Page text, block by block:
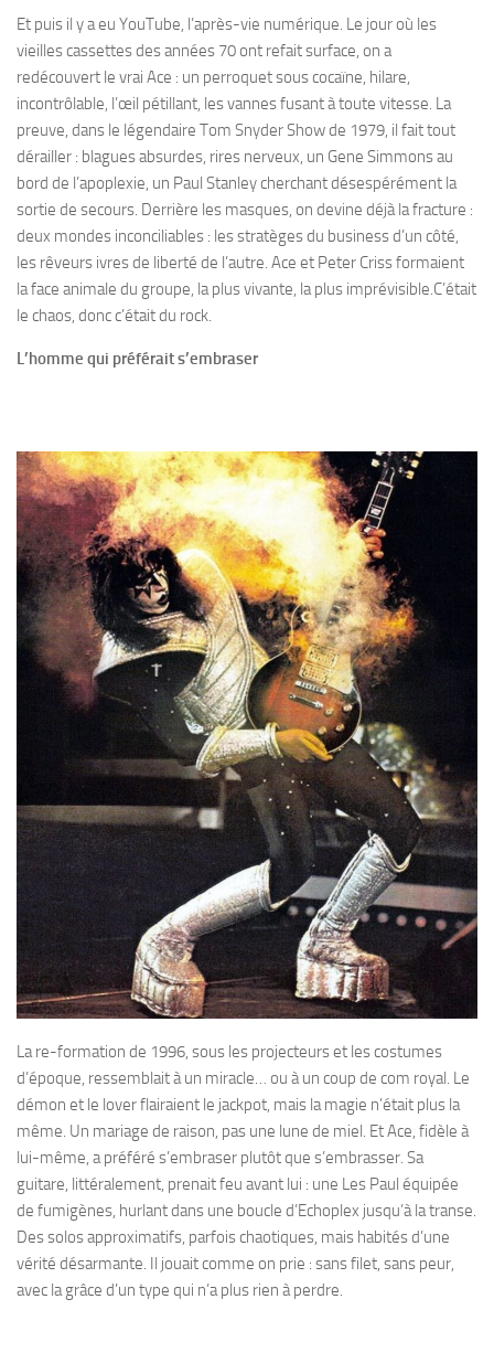
Et puis il y a eu YouTube, l’après-vie numérique. Le jour où les
vieilles cassettes des années 70 ont refait surface, on a
redécouvert le vrai Ace : un perroquet sous cocaïne, hilare,
incontrôlable, l’œil pétillant, les vannes fusant à toute vitesse. La
preuve, dans le légendaire Tom Snyder Show de 1979, il fait tout
dérailler : blagues absurdes, rires nerveux, un Gene Simmons au
bord de l’apoplexie, un Paul Stanley cherchant désespérément la
sortie de secours. Derrière les masques, on devine déjà la fracture :
deux mondes inconciliables : les stratèges du business d’un côté,
les rêveurs ivres de liberté de l’autre. Ace et Peter Criss formaient
la face animale du groupe, la plus vivante, la plus imprévisible.C’était
le chaos, donc c’était du rock.
L’homme qui préférait s’embraser
La re-formation de 1996, sous les projecteurs et les costumes
d’époque, ressemblait à un miracle… ou à un coup de com royal. Le
démon et le lover flairaient le jackpot, mais la magie n’était plus la
même. Un mariage de raison, pas une lune de miel. Et Ace, fidèle à
lui-même, a préféré s’embraser plutôt que s’embrasser. Sa
guitare, littéralement, prenait feu avant lui : une Les Paul équipée
de fumigènes, hurlant dans une boucle d’Echoplex jusqu’à la transe.
Des solos approximatifs, parfois chaotiques, mais habités d’une
vérité désarmante. Il jouait comme on prie : sans filet, sans peur,
avec la grâce d’un type qui n’a plus rien à perdre.